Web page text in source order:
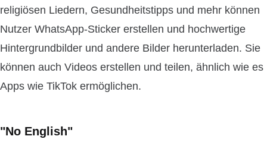
religiösen Liedern, Gesundheitstipps und mehr können
Nutzer WhatsApp-Sticker erstellen und hochwertige
Hintergrundbilder und andere Bilder herunterladen. Sie
können auch Videos erstellen und teilen, ähnlich wie es
Apps wie TikTok ermöglichen.
"No English"